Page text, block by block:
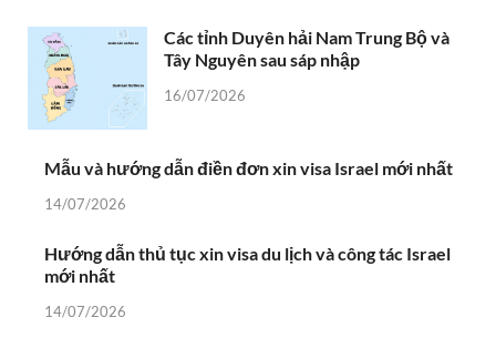
Các tỉnh Duyên hải Nam Trung Bộ và
Tây Nguyên sau sáp nhập
16/07/2026
Mẫu và hướng dẫn điền đơn xin visa Israel mới nhất
14/07/2026
Hướng dẫn thủ tục xin visa du lịch và công tác Israel
mới nhất
14/07/2026